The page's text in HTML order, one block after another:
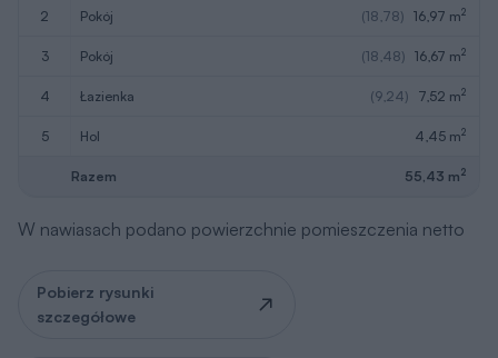
2 pokój (18,78) 16,97 m2
3 pokój (18,48) 16,67 m2
4 łazienka (9,24) 7,52 m2
5 hol 4,45 m2
Razem 55,43 m2
W nawiasach podano powierzchnie pomieszczenia netto
Pobierz rysunki
szczegółowe